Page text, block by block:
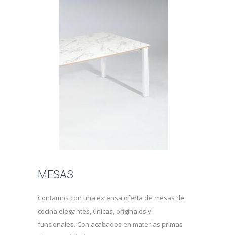
MESAS
Contamos con una extensa oferta de mesas de
cocina elegantes, únicas, originales y
funcionales. Con acabados en materias primas